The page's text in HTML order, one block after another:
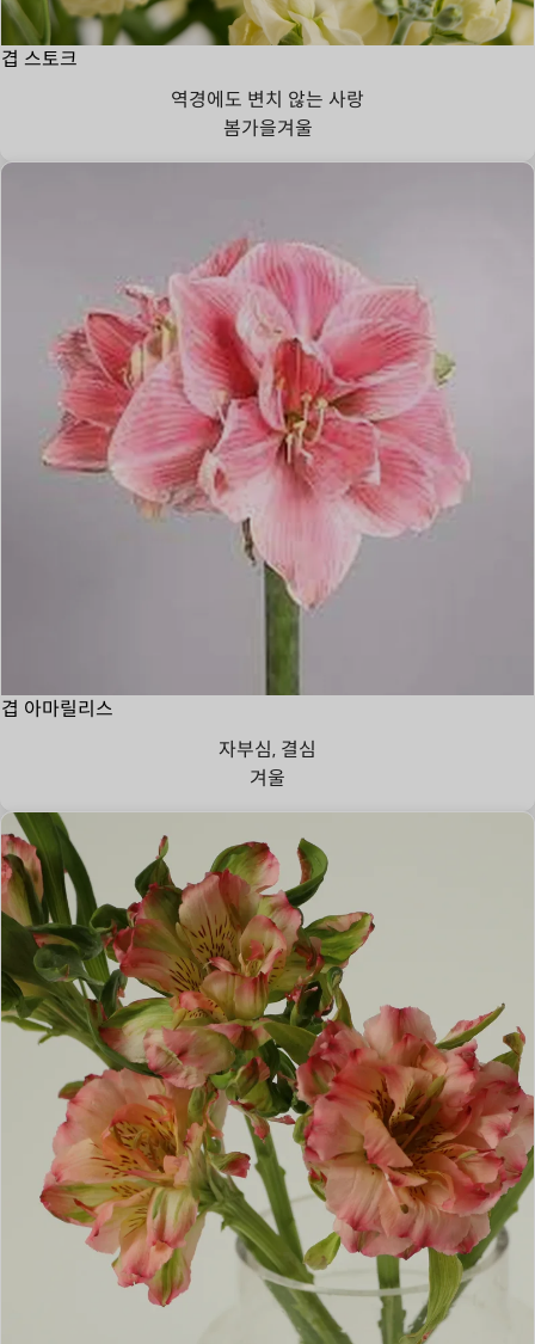
겹 스토크
역경에도 변치 않는 사랑
봄가을겨울
겹 아마릴리스
자부심, 결심
겨울